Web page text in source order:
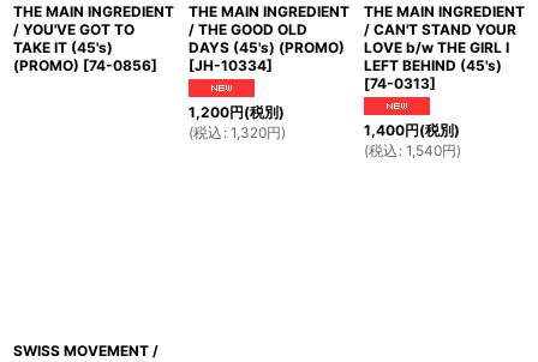
THE MAIN INGREDIENT
/ YOU'VE GOT TO
TAKE IT (45's)
(PROMO) [74-0856]
THE MAIN INGREDIENT
/ THE GOOD OLD
DAYS (45's) (PROMO)
[JH-10334]
1,200円(税別)
(税込 : 1,320円)
THE MAIN INGREDIENT
/ CAN'T STAND YOUR
LOVE b/w THE GIRL I
LEFT BEHIND (45's)
[74-0313]
1,400円(税別)
(税込 : 1,540円)
SWISS MOVEMENT /